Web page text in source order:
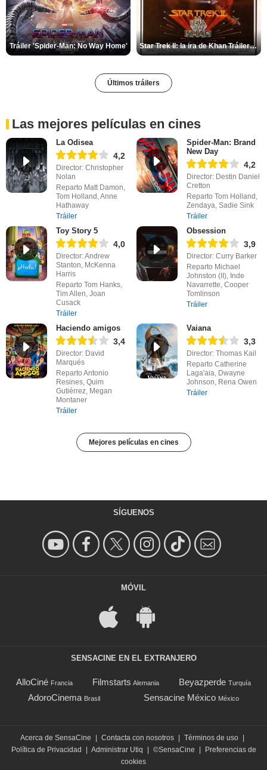
Tráiler 'Spider-Man: No Way Home' Star Trek II: la ira de Khan Tráiler VO
Últimos tráilers
Las mejores películas en cines
La Odisea
4,2
Director: Christopher
Nolan
Reparto Matt Damon,
Tom Holland, Anne
Hathaway
Tráiler
Spider-Man: Brand
New Day
4,2
Director: Destin Daniel
Cretton
Reparto Tom Holland,
Zendaya, Sadie Sink
Tráiler
Toy Story 5
4,0
Director: Andrew
Stanton, McKenna
Harris
Reparto Tom Hanks,
Tim Allen, Joan
Cusack
Tráiler
Obsession
3,9
Director: Curry Barker
Reparto Michael
Johnston (II), Inde
Navarrette, Cooper
Tomlinson
Tráiler
Haciendo amigos
3,4
Director: David
Marqués
Reparto Antonio
Resines, Quim
Gutiérrez, Megan
Montaner
Tráiler
Vaiana
3,3
Director: Thomas Kail
Reparto Catherine
Laga'aia, Dwayne
Johnson, Rena Owen
Tráiler
Mejores películas en cines
SÍGUENOS
MÓVIL
SENSACINE EN EL EXTRANJERO
AlloCiné Francia Filmstarts Alemania Beyazperde Turquía
AdoroCinema Brasil Sensacine México México
Acerca de SensaCine | Contacta con nosotros | Términos de uso |
Política de Privacidad
| Administrar Utiq | ©SensaCine |
Preferencias de
cookies